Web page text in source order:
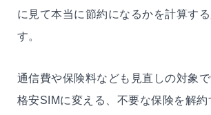
に見て本当に節約になるかを計算す
す。
通信費や保険料なども見直しの対象
格安SIMに変える、不要な保険を解